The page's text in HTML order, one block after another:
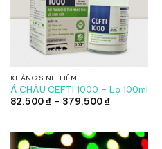
KHÁNG SINH TIÊM
Á CHÂU CEFTI 1000 – Lọ 100ml
82.500₫ – 379.500₫Khoảng
đến
379.500 ₫